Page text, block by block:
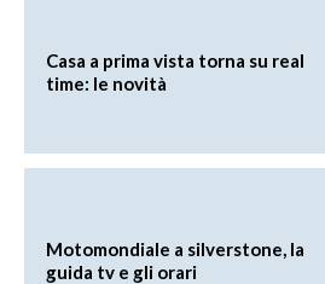
Casa a prima vista torna su real
time: le novità
Motomondiale a silverstone, la
guida tv e gli orari